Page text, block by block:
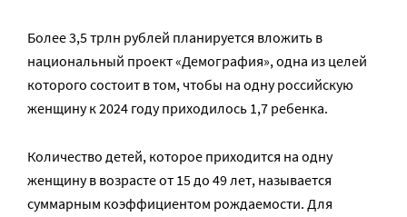
Более 3,5 трлн рублей планируется вложить в
национальный проект «Демография», одна из целей
которого состоит в том, чтобы на одну российскую
женщину к 2024 году приходилось 1,7 ребенка.
Количество детей, которое приходится на одну
женщину в возрасте от 15 до 49 лет, называется
суммарным коэффициентом рождаемости. Для